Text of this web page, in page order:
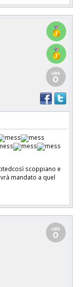
così scoppiano e
mandato a quel